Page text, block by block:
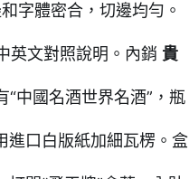
字體密合，切邊均勻。
英文對照說明。內銷 貴
“中國名酒世界名酒”，瓶
進口白版紙加細瓦楞。盒